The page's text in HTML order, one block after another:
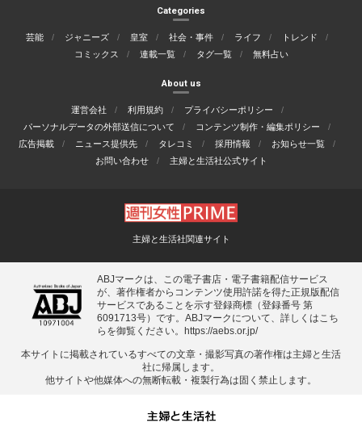
Categories
芸能 ジャニーズ 皇室 社会・事件 ライフ
トレンド
コミックス
連載一覧 タグ一覧 無料占い
About us
運営会社 利用規約
プライバシーポリシー
パーソナルデータの外部送信について
コンテンツ制作・編集ポリシー
広告掲載
ニュース提供先 タレコミ 採用情報
お知らせ一覧
お問い合わせ
主婦と生活社公式サイト
主婦と生活社関連サイト
ABJマークは、この電子書店・電子書籍配信サービス
が、著作権者からコンテンツ使用許諾を得た正規版配信
サービスであることを示す登録商標（登録番号 第
6091713号）です。ABJマークについて、詳しくはこち
らを御覧ください。
https://aebs.or.jp/
本サイトに掲載されているすべての⽂章・撮影写真の著作権は主婦と⽣活
社に帰属します。
他サイトや他媒体への無断転載・複製⾏為は固く禁⽌します。